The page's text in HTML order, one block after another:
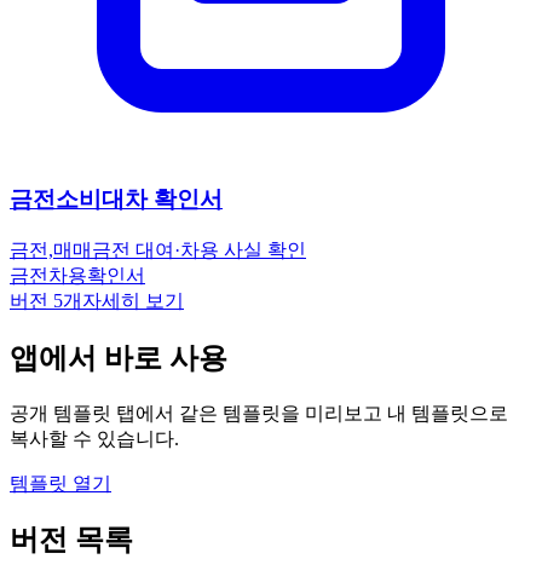
금전소비대차 확인서
금전,매매 금전 대여·차용 사실 확인
금전 차용확인서
버전 5개 자세히 보기
앱에서 바로 사용
공개 템플릿 탭에서 같은 템플릿을 미리보고 내 템플릿으로
복사할 수 있습니다.
템플릿 열기
버전 목록